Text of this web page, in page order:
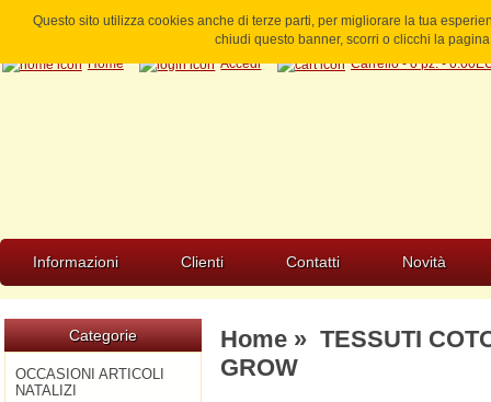
Questo sito utilizza cookies anche di terze parti, per migliorare la tua
chiudi questo banner, scorri o clicchi la
Home
Accedi Carrello - 0 pz. -
Informazioni Clienti Contatti Novità
Categorie
OCCASIONI ARTICOLI
NATALIZI
Home» TESSUTI
GROW